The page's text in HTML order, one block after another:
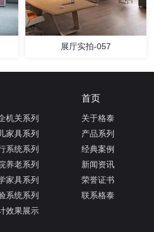
展厅实拍-057
机关系列
家具系列
系统系列
养老系列
家具系列
系统系列
效果展示
首页
关于格泰
产品系列
经典案例
新闻资讯
荣誉证书
联系格泰